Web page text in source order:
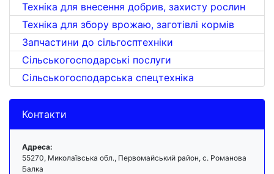
Техніка для внесення добрив, захисту рослин
Техніка для збору врожаю, заготівлі кормів
Запчастини до сільгосптехніки
Сільськогосподарські послуги
Сільськогосподарська спецтехніка
Контакти
Адреса:
55270, Миколаївська обл., Первомайський район, с. Романова
Балка